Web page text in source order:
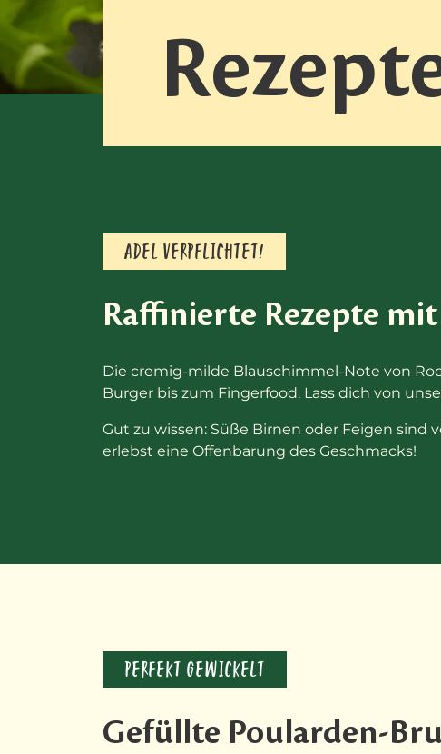
ADEL VERPFLICHTET!
Raffinierte Rezepte
Die cremig-milde Blauschimmel-Note von
Burger bis zum Fingerfood. Lass dich von
Gut zu wissen: Süße Birnen oder Feigen sind
erlebst eine Offenbarung des Geschmacks!
PERFEKT GEWICKELT
Gefüllte Poularden-